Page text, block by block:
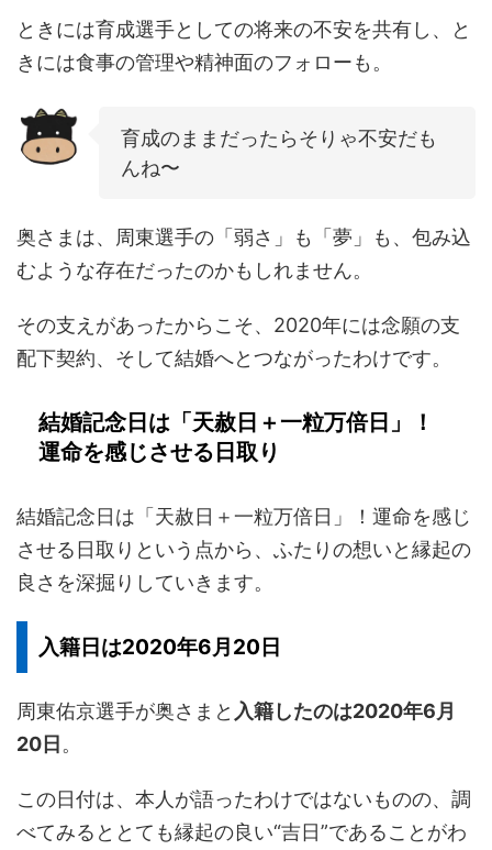
ときには育成選手としての将来の不安を共有し、と
きには食事の管理や精神面のフォローも。
育成のままだったらそりゃ不安だも
んね〜
奥さまは、周東選手の「弱さ」も「夢」も、包み込
むような存在だったのかもしれません。
その支えがあったからこそ、2020年には念願の支
配下契約、そして結婚へとつながったわけです。
結婚記念日は「天赦日＋一粒万倍日」！
運命を感じさせる日取り
結婚記念日は「天赦日＋一粒万倍日」！運命を感じ
させる日取りという点から、ふたりの想いと縁起の
良さを深掘りしていきます。
入籍日は2020年6月20日
周東佑京選手が奥さまと 入籍したのは2020年6月
20日。
この日付は、本人が語ったわけではないものの、調
べてみるととても縁起の良い“吉日”であることがわ